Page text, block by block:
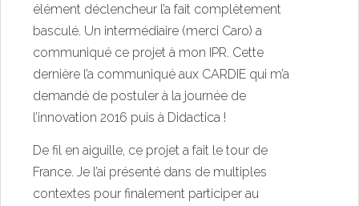
élément déclencheur l’a fait complètement
basculé. Un intermédiaire (merci Caro) a
communiqué ce projet à mon IPR. Cette
dernière l’a communiqué aux CARDIE qui m’a
demandé de postuler à la journée de
l’innovation 2016 puis à Didactica !
De fil en aiguille, ce projet a fait le tour de
France. Je l’ai présenté dans de multiples
contextes pour finalement participer au